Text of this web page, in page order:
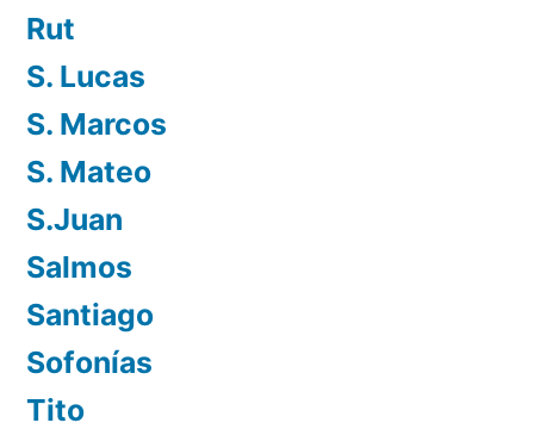
Rut
S. Lucas
S. Marcos
S. Mateo
S.Juan
Salmos
Santiago
Sofonías
Tito